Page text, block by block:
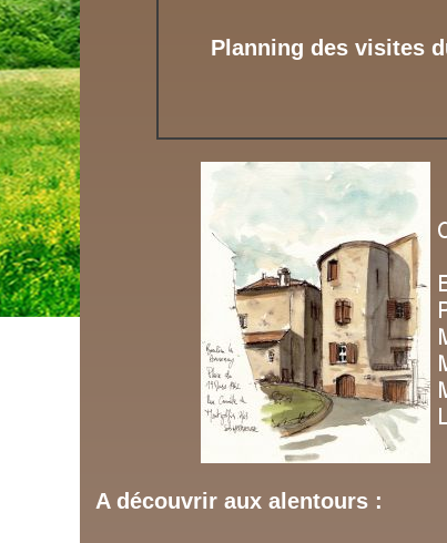
A découvrir aux alentours :
Planning des visites